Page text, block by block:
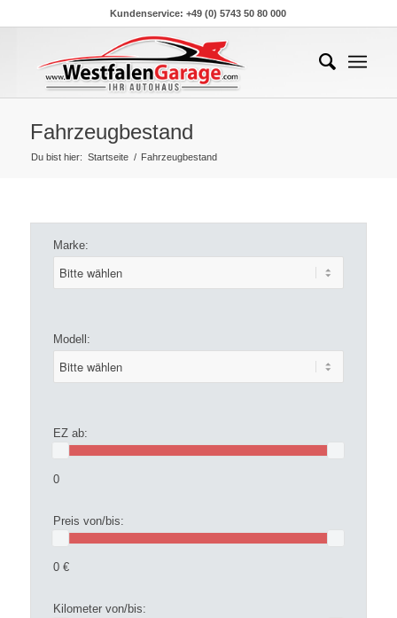
Kundenservice: +49 (0) 5743 50 80 000
Fahrzeugbestand
Du bist hier: Startseite / Fahrzeugbestand
Marke:
Modell:
EZ ab:
0
Preis von/bis:
0 €
Kilometer von/bis: